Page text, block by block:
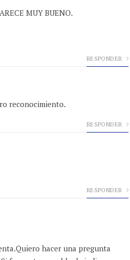
MUY BUENO.
RESPONDER
reconocimiento.
RESPONDER
RESPONDER
hacer una pregunta